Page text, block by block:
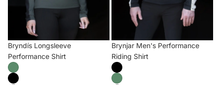
Bryndís Longsleeve
Performance Shirt
Brynjar Men's Performance
Riding Shirt